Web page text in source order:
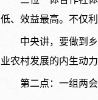
低、效益最高。不仅
中央讲，要做到
业农村发展的内生动
第二点：一组两